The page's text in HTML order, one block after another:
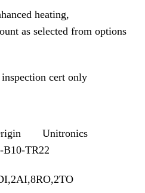
heating,
as selected from options
cert only
Unitronics
TR22